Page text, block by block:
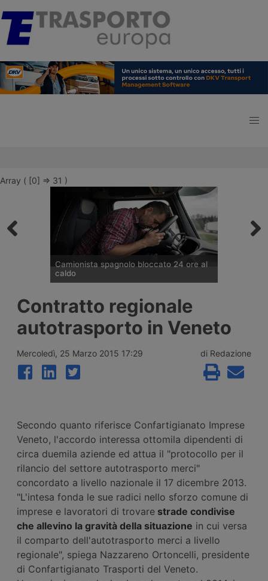
Array ( [0] => 31 )
Camionista spagnolo bloccato 24 ore al
caldo
sindacato spagnolo Sinacoas è stato
ricoverato per un colpo di calore dopo
essere rimasto bloccato oltre 24 ore vicino
a Ontígola, in Spagna, con temperature
condizionata funzionante. Il sindacato
denuncia i ritardi dell’azienda nell’assistenza
stradale.
Contratto regionale
autotrasporto in Veneto
Mercoledì, 25 Marzo 2015 17:29 di Redazione
Secondo quanto riferisce Confartigianato Imprese
Veneto, l'accordo interessa ottomila dipendenti di
circa duemila aziende ed attua il "protocollo per il
rilancio del settore autotrasporto merci"
concordato a livello nazionale il 17 dicembre 2013.
"L'intesa fonda le sue radici nello sforzo comune di
imprese e lavoratori di trovare strade condivise
che allevino la gravità della situazione in cui versa
il comparto dell'autotrasporto merci a livello
regionale", spiega Nazzareno Ortoncelli, presidente
di Confartigianato Trasporti del Veneto.